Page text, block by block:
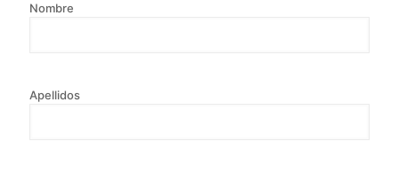
Nombre
Apellidos